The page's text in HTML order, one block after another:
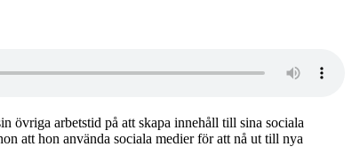
övriga arbetstid på att skapa innehåll till sina sociala
att hon använda sociala medier för att nå ut till nya